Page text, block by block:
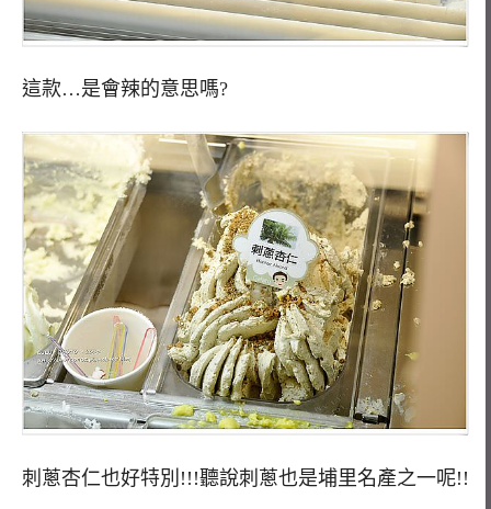
這款…是會辣的意思嗎?
刺蔥杏仁也好特別!!!聽說刺蔥也是埔里名產之一呢!!